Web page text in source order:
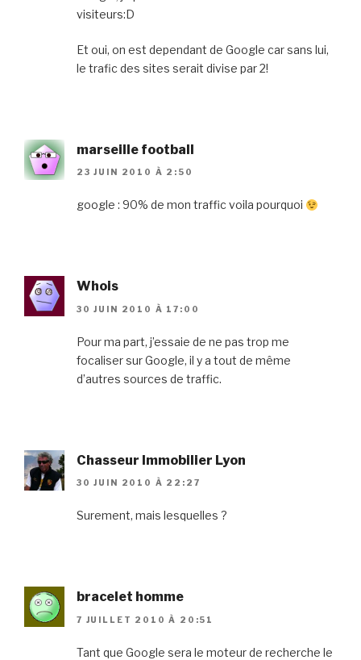
visiteurs:D
Et oui, on est dependant de Google car sans lui,
le trafic des sites serait divise par 2!
marseille football
23 JUIN 2010 À 2:50
google : 90% de mon traffic voila pourquoi
Whois
30 JUIN 2010 À 17:00
Pour ma part, j’essaie de ne pas trop me
focaliser sur Google, il y a tout de même
d’autres sources de traffic.
Chasseur Immobilier Lyon
30 JUIN 2010 À 22:27
Surement, mais lesquelles ?
bracelet homme
7 JUILLET 2010 À 20:51
Tant que Google sera le moteur de recherche le